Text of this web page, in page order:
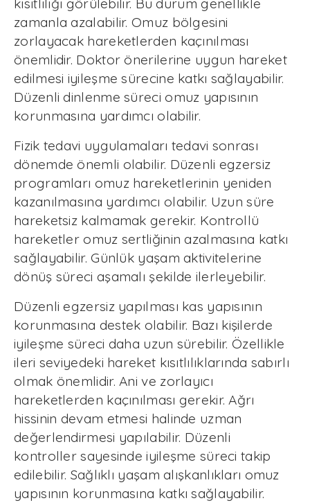
kısıtlılığı görülebilir. Bu durum genellikle
zamanla azalabilir. Omuz bölgesini
zorlayacak hareketlerden kaçınılması
önemlidir. Doktor önerilerine uygun hareket
edilmesi iyileşme sürecine katkı sağlayabilir.
Düzenli dinlenme süreci omuz yapısının
korunmasına yardımcı olabilir.
Fizik tedavi uygulamaları tedavi sonrası
dönemde önemli olabilir. Düzenli egzersiz
programları omuz hareketlerinin yeniden
kazanılmasına yardımcı olabilir. Uzun süre
hareketsiz kalmamak gerekir. Kontrollü
hareketler omuz sertliğinin azalmasına katkı
sağlayabilir. Günlük yaşam aktivitelerine
dönüş süreci aşamalı şekilde ilerleyebilir.
Düzenli egzersiz yapılması kas yapısının
korunmasına destek olabilir. Bazı kişilerde
iyileşme süreci daha uzun sürebilir. Özellikle
ileri seviyedeki hareket kısıtlılıklarında sabırlı
olmak önemlidir. Ani ve zorlayıcı
hareketlerden kaçınılması gerekir. Ağrı
hissinin devam etmesi halinde uzman
değerlendirmesi yapılabilir. Düzenli
kontroller sayesinde iyileşme süreci takip
edilebilir. Sağlıklı yaşam alışkanlıkları omuz
yapısının korunmasına katkı sağlayabilir.